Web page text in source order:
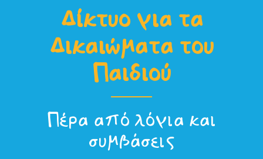
Δίκτυο για τα
Δικαιώµατα του
Παιδιού
Πέρα από λόγια και
συµβάσεις